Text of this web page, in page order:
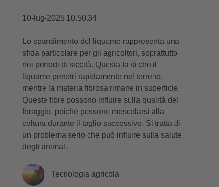
10-lug-2025 10.50.34
Lo spandimento del liquame rappresenta una
sfida particolare per gli agricoltori, soprattutto
nei periodi di siccità. Questa fa sì che il
liquame penetri rapidamente nel terreno,
mentre la materia fibrosa rimane in superficie.
Queste fibre possono influire sulla qualità del
foraggio, poiché possono mescolarsi alla
coltura durante il taglio successivo. Si tratta di
un problema serio che può influire sulla salute
degli animali.
Tecnologia agricola